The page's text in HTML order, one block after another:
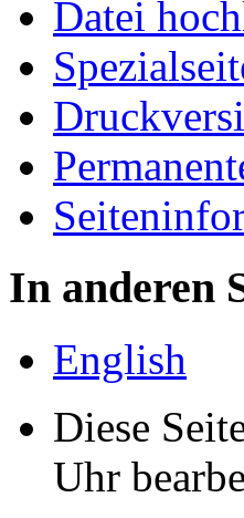
Datei
In anderen
English
Diese
Uhr